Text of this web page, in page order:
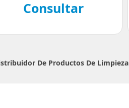
Consultar
De Productos De